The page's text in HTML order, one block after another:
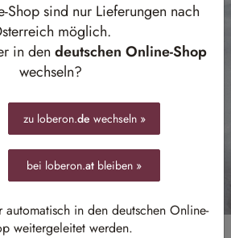
Shop sind nur Lieferungen nach
möglich.
in den deutschen Online-Shop
wechseln?
zu loberon.de wechseln »
bei loberon.at bleiben »
automatisch in den deutschen Online-
weitergeleitet werden.